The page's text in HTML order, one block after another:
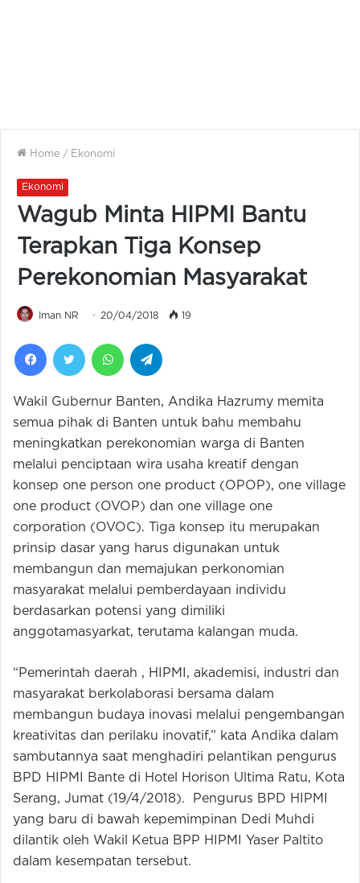
Home / Ekonomi
Ekonomi
Wagub Minta HIPMI Bantu
Terapkan Tiga Konsep
Perekonomian Masyarakat
Iman NR 20/04/2018 19
FacebookTwitter WhatsApp
Wakil Gubernur Banten, Andika Hazrumy memita
semua pihak di Banten untuk bahu membahu
meningkatkan perekonomian warga di Banten
melalui penciptaan wira usaha kreatif dengan
konsep one person one product (OPOP), one village
one product (OVOP) dan one village one
corporation (OVOC). Tiga konsep itu merupakan
prinsip dasar yang harus digunakan untuk
membangun dan memajukan perkonomian
masyarakat melalui pemberdayaan individu
berdasarkan potensi yang dimiliki
anggotamasyarkat, terutama kalangan muda.
“Pemerintah daerah , HIPMI, akademisi, industri dan
masyarakat berkolaborasi bersama dalam
membangun budaya inovasi melalui pengembangan
kreativitas dan perilaku inovatif,” kata Andika dalam
sambutannya saat menghadiri pelantikan pengurus
BPD HIPMI Bante di Hotel Horison Ultima Ratu, Kota
Serang, Jumat (19/4/2018). Pengurus BPD HIPMI
yang baru di bawah kepemimpinan Dedi Muhdi
dilantik oleh Wakil Ketua BPP HIPMI Yaser Paltito
dalam kesempatan tersebut.